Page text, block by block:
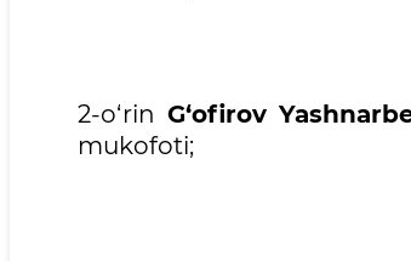
2-o‘rin G‘ofirov
mukofoti;